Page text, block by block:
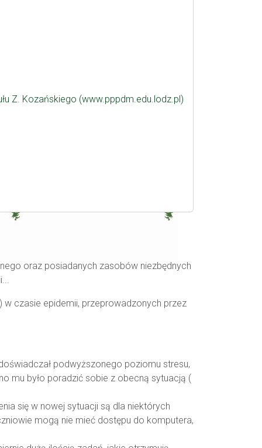
Z. Kozańskiego (www.pppdm.edu.lodz.pl)
oraz posiadanych zasobów niezbędnych
czasie epidemii, przeprowadzonych przez
podwyższonego poziomu stresu,
mu było poradzić sobie z obecną sytuacją (
się w nowej sytuacji są dla niektórych
mogą nie mieć dostępu do komputera,